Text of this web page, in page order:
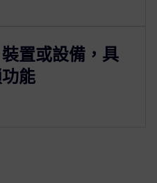
置或設備，具
能